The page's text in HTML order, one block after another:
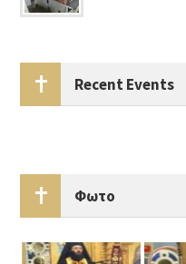
Recent Events
Φωτο